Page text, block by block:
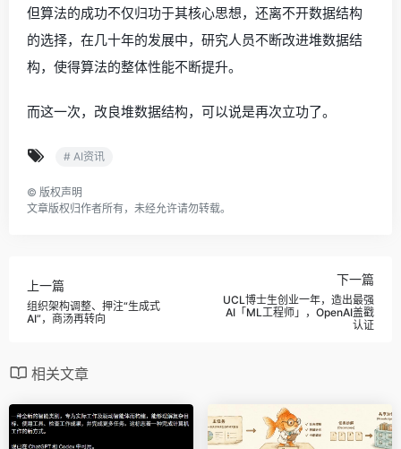
但算法的成功不仅归功于其核心思想，还离不开数据结构
的选择，在几十年的发展中，研究人员不断改进堆数据结
构，使得算法的整体性能不断提升。
而这一次，改良堆数据结构，可以说是再次立功了。
# AI资讯
© 版权声明
文章版权归作者所有，未经允许请勿转载。
上一篇
组织架构调整、押注“生成式
AI”，商汤再转向
下一篇
UCL博士生创业一年，造出最强
AI「ML工程师」，OpenAI盖戳
认证
相关文章